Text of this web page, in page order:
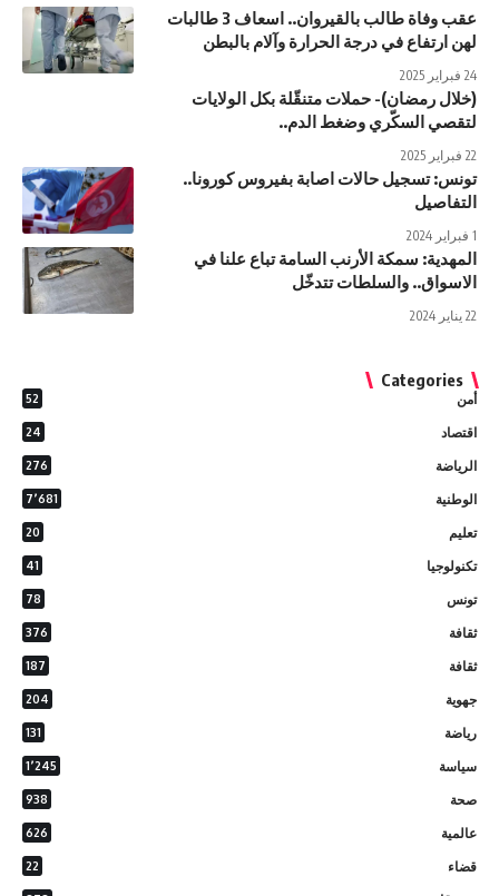
عقب وفاة طالب بالقيروان.. اسعاف 3 طالبات
لهن ارتفاع في درجة الحرارة وآلام بالبطن
24 فبراير 2025
(خلال رمضان)- حملات متنقّلة بكل الولايات
لتقصي السكّري وضغط الدم..
تونس: تسجيل حالات اصابة بفيروس كورونا..
التفاصيل
المهدية: سمكة الأرنب السامة تباع علنا في
الاسواق.. والسلطات تتدخّل
Categories
أمن 52
اقتصاد 24
الرياضة 276
الوطنية 7٬681
تعليم 20
تكنولوجيا 41
تونس 78
ثقافة 376
ثقافة 187
جهوية 204
رياضة 131
سياسة 1٬245
صحة 938
عالمية 626
قضاء 22